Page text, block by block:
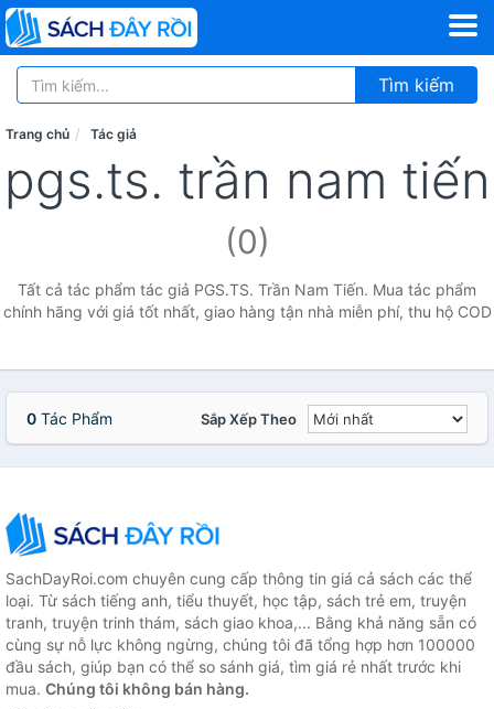
Tìm kiếm
Trang chủ Tác giả
pgs.ts. trần nam tiến
(0)
Tất cả tác phẩm tác giả PGS.TS. Trần Nam Tiến. Mua tác phẩm
chính hãng với giá tốt nhất, giao hàng tận nhà miễn phí, thu hộ COD
0 Tác Phẩm Sắp Xếp Theo
SachDayRoi.com chuyên cung cấp thông tin giá cả sách các thể
loại. Từ sách tiếng anh, tiểu thuyết, học tập, sách trẻ em, truyện
tranh, truyện trinh thám, sách giao khoa,... Bằng khả năng sẵn có
cùng sự nỗ lực không ngừng, chúng tôi đã tổng hợp hơn 100000
đầu sách, giúp bạn có thể so sánh giá, tìm giá rẻ nhất trước khi
mua. Chúng tôi không bán hàng.